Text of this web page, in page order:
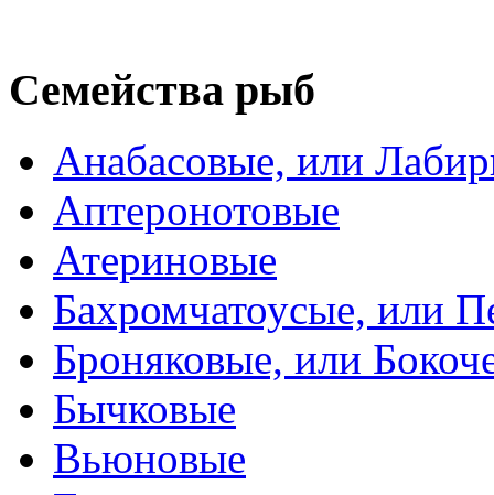
Семейства рыб
Анабасовые, или
Аптеронотовые
Атериновые
Бахромчатоусые, или
Броняковые, или
Бычковые
Вьюновые